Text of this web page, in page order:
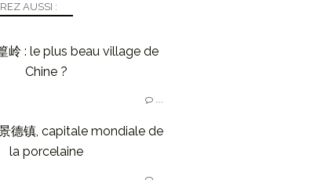
AUSSI :
岭 : le plus beau village de
Chine ?
德镇, capitale mondiale de
la porcelaine